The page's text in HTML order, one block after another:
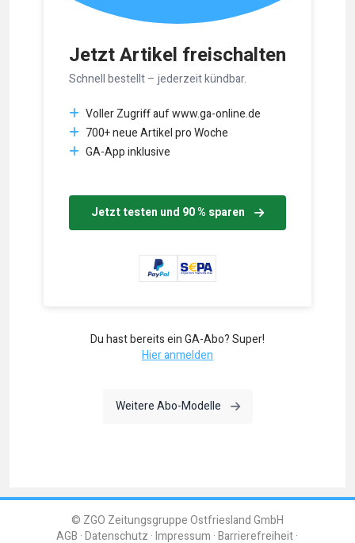
Jetzt Artikel freischalten
Schnell bestellt – jederzeit kündbar.
Voller Zugriff auf www.ga-online.de
700+ neue Artikel pro Woche
GA-App inklusive
Jetzt testen und 90 % sparen
Du hast bereits ein GA-Abo? Super!
Hier anmelden
Weitere Abo-Modelle
© ZGO Zeitungsgruppe Ostfriesland GmbH
AGB Datenschutz Impressum Barrierefreiheit